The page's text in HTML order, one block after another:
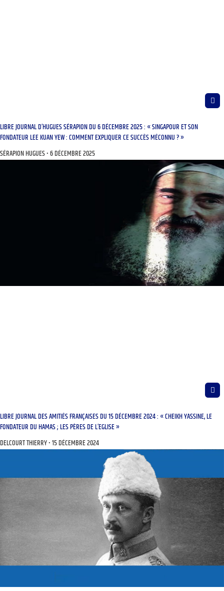
LIBRE JOURNAL D’HUGUES SÉRAPION DU 6 DÉCEMBRE 2025 : « SINGAPOUR ET SON
FONDATEUR LEE KUAN YEW : COMMENT EXPLIQUER CE SUCCÈS MÉCONNU ? »
SÉRAPION HUGUES 6 DÉCEMBRE 2025
LIBRE JOURNAL DES AMITIÉS FRANÇAISES DU 15 DÉCEMBRE 2024 : « CHEIKH YASSINE, LE
FONDATEUR DU HAMAS ; LES PÈRES DE L’EGLISE »
DELCOURT THIERRY 15 DÉCEMBRE 2024